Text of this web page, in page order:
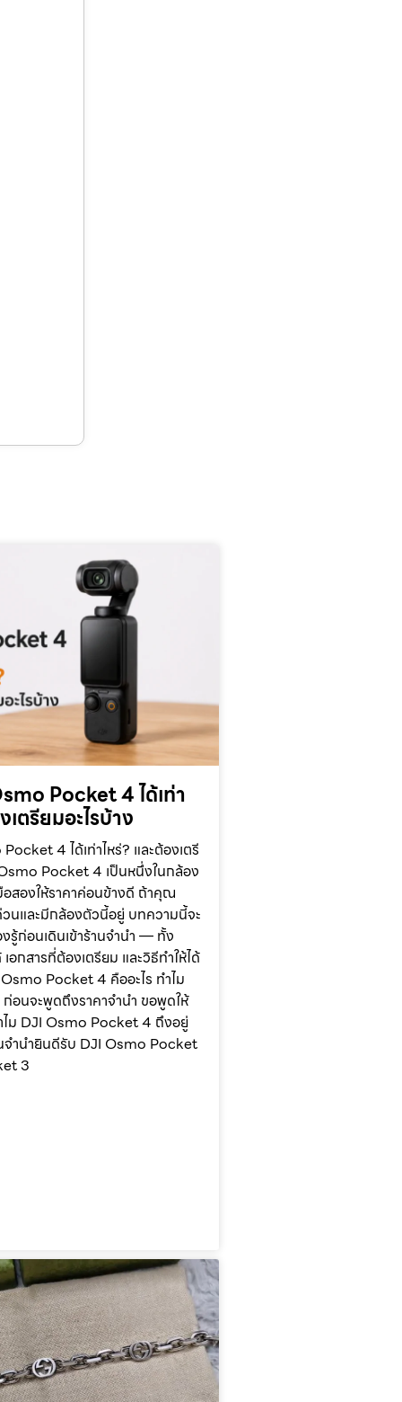
Pocket 4 ได้เท่า
เตรียมอะไรบ้าง
4 ได้เท่าไหร่? และต้องเตรี
Pocket 4 เป็นหนึ่งในกล้อง
สองให้ราคาค่อนข้างดี ถ้าคุณ
นและมีกล้องตัวนี้อยู่ บทความนี้จะ
ก่อนเดินเข้าร้านจำนำ — ทั้ง
อกสารที่ต้องเตรียม และวิธีทำให้ได้
Pocket 4 คืออะไร ทำไม
ก่อนจะพูดถึงราคาจำนำ ขอพูดให้
ไม DJI Osmo Pocket 4 ถึงอยู่
จำนำยินดีรับ DJI Osmo Pocket
3